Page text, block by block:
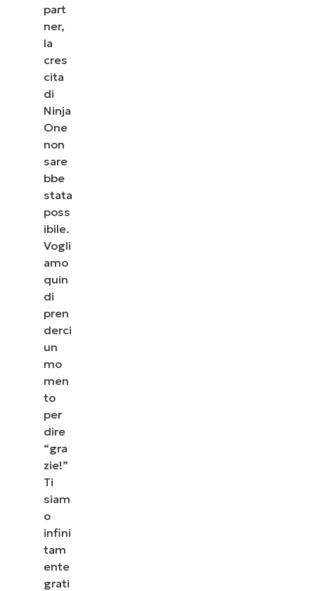
part
ner,
la
cres
cita
di
Ninja
One
non
sare
bbe
stata
poss
ibile.
Vogli
amo
quin
di
pren
derci
un
mo
men
to
per
dire
“gra
zie!”
Ti
siam
o
infini
tam
ente
grati